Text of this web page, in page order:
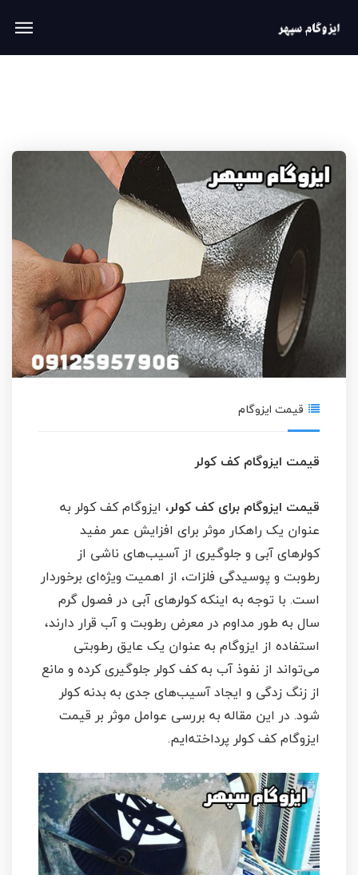
قیمت ایزوگام
قیمت ایزوگام کف کولر
قیمت ایزوگام برای کف کولر، ایزوگام کف کولر به
عنوان یک راهکار موثر برای افزایش عمر مفید
کولرهای آبی و جلوگیری از آسیب‌های ناشی از
رطوبت و پوسیدگی فلزات، از اهمیت ویژه‌ای برخوردار
است. با توجه به اینکه کولرهای آبی در فصول گرم
سال به طور مداوم در معرض رطوبت و آب قرار دارند،
استفاده از ایزوگام به عنوان یک عایق رطوبتی
می‌تواند از نفوذ آب به کف کولر جلوگیری کرده و مانع
از زنگ زدگی و ایجاد آسیب‌های جدی به بدنه کولر
شود. در این مقاله به بررسی عوامل موثر بر قیمت
ایزوگام کف کولر پرداخته‌ایم.